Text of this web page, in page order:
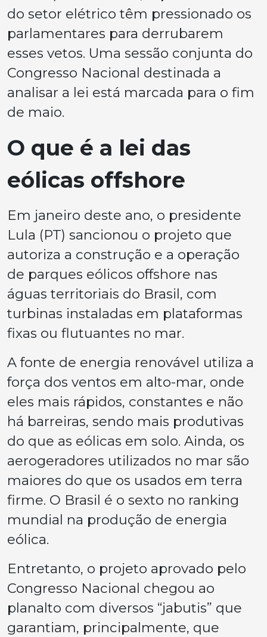
do setor elétrico têm pressionado os
parlamentares para derrubarem
esses vetos. Uma sessão conjunta do
Congresso Nacional destinada a
analisar a lei está marcada para o fim
de maio.
O que é a lei das
eólicas offshore
Em janeiro deste ano, o presidente
Lula (PT) sancionou o projeto que
autoriza a construção e a operação
de parques eólicos offshore nas
águas territoriais do Brasil, com
turbinas instaladas em plataformas
fixas ou flutuantes no mar.
A fonte de energia renovável utiliza a
força dos ventos em alto-mar, onde
eles mais rápidos, constantes e não
há barreiras, sendo mais produtivas
do que as eólicas em solo. Ainda, os
aerogeradores utilizados no mar são
maiores do que os usados em terra
firme. O Brasil é o sexto no ranking
mundial na produção de energia
eólica.
Entretanto, o projeto aprovado pelo
Congresso Nacional chegou ao
planalto com diversos “jabutis” que
garantiam, principalmente, que